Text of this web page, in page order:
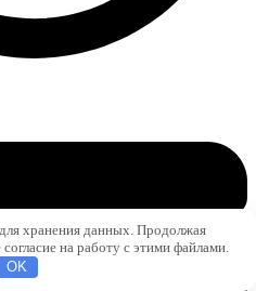
хранения данных. Продолжая
на работу с этими файлами.
OK